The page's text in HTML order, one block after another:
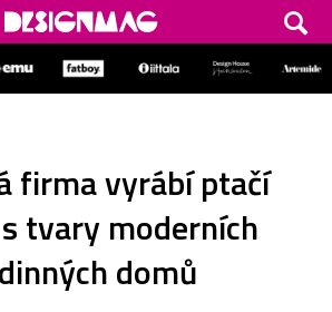
firma vyrábí ptačí
tvary moderních
domů